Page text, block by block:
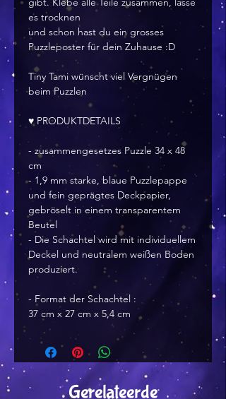
es trocknen
und schon hast du ein grosses
Puzzleposter für dein Zuhause :D
Tiny Tami wünscht viel Vergnügen
beim Puzzlen
♥ PRODUKTDETAILS
- zusammengesetzes Puzzle 34 x 48
cm
- 1,9 mm starke, blaue Puzzlepappe
und fein geprägtes Deckpapier,
gebröselt in einem transparentem
Beutel
- Die Schachtel wird mit individuellem
Deckel und neutralem weißen Boden
produziert.
- Format der Schachtel :
37 cm x 27 cm x 5,4 cm
Gerelateerde